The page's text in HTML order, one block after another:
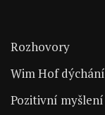
Rozhovory
Wim Hof dýchání
Pozitivní myšlení